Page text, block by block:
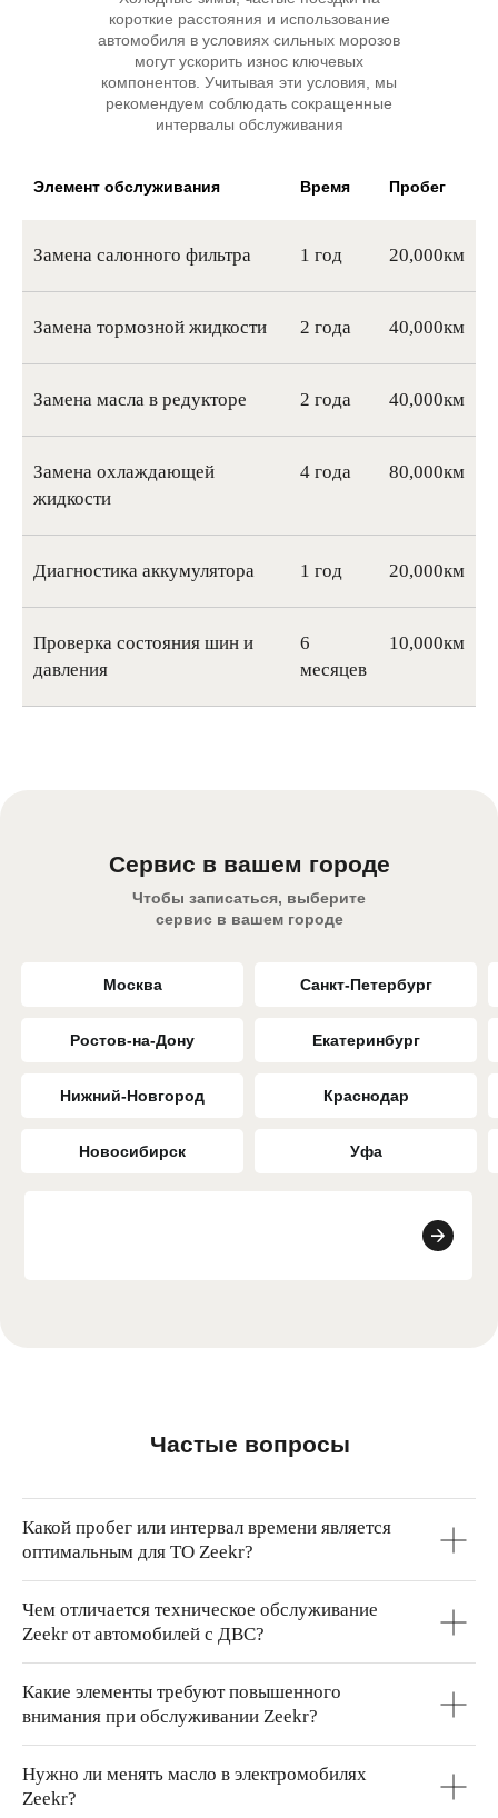
короткие расстояния и использование
автомобиля в условиях сильных морозов
могут ускорить износ ключевых
компонентов. Учитывая эти условия, мы
рекомендуем соблюдать сокращенные
интервалы обслуживания
Элемент обслуживания Время Пробег
Замена салонного фильтра 1 год 20,000км
Замена тормозной жидкости 2 года 40,000км
Замена масла в редукторе 2 года 40,000км
Замена охлаждающей
жидкости
4 года 80,000км
Диагностика аккумулятора 1 год 20,000км
Проверка состояния шин и
давления
6
месяцев
10,000км
Сервис в вашем городе
Чтобы записаться, выберите
сервис в вашем городе
Москва Санкт-Петербург
Ростов-на-Дону Екатеринбург
Нижний-Новгород Краснодар
Новосибирск Уфа
Частые вопросы
Какой пробег или интервал времени является
оптимальным для ТО Zeekr?
Чем отличается техническое обслуживание
Zeekr от автомобилей с ДВС?
Какие элементы требуют повышенного
внимания при обслуживании Zeekr?
Нужно ли менять масло в электромобилях
Zeekr?